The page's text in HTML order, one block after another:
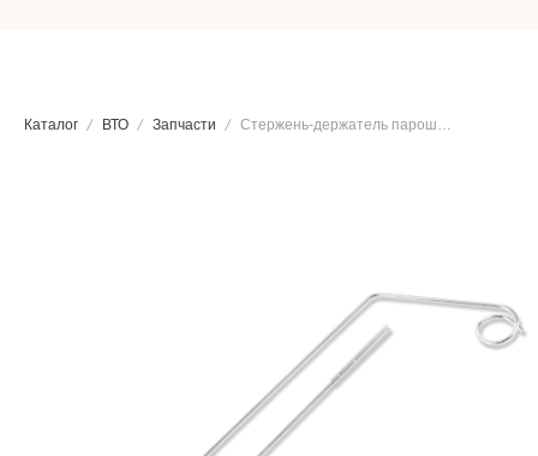
Каталог ВТО Запчасти Стержень-держатель парошланга Lelit CD368